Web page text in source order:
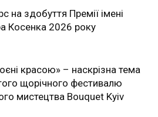
на здобуття Премії імені
Косенка 2026 року
красою» – наскрізна тема
щорічного фестивалю
мистецтва Bouquet Kyiv